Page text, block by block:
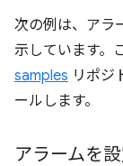
次の例は、アラ
示しています。
samples リポジ
ールします。
アラームを